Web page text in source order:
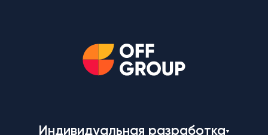
Индивидуальная разработка